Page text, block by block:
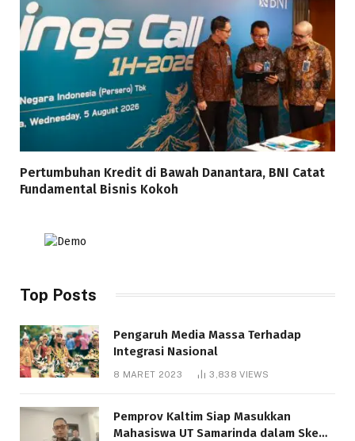
Pertumbuhan Kredit di Bawah Danantara, BNI Catat
Fundamental Bisnis Kokoh
Top Posts
Pengaruh Media Massa Terhadap
Integrasi Nasional
8 MARET 2023 3,838VIEWS
Pemprov Kaltim Siap Masukkan
Mahasiswa UT Samarinda dalam Skema